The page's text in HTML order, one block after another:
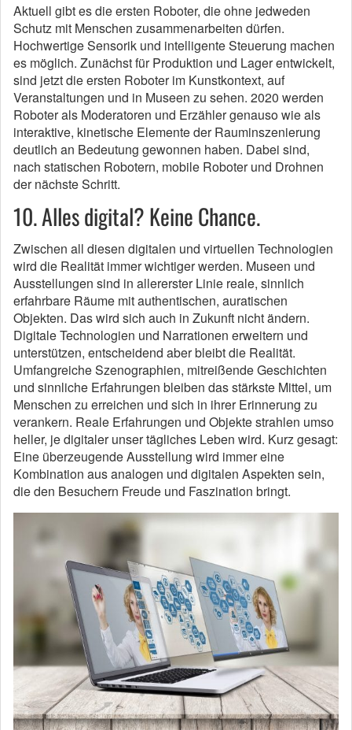
Aktuell gibt es die ersten Roboter, die ohne jedweden
Schutz mit Menschen zusammenarbeiten dürfen.
Hochwertige Sensorik und intelligente Steuerung machen
es möglich. Zunächst für Produktion und Lager entwickelt,
sind jetzt die ersten Roboter im Kunstkontext, auf
Veranstaltungen und in Museen zu sehen. 2020 werden
Roboter als Moderatoren und Erzähler genauso wie als
interaktive, kinetische Elemente der Rauminszenierung
deutlich an Bedeutung gewonnen haben. Dabei sind,
nach statischen Robotern, mobile Roboter und Drohnen
der nächste Schritt.
10. Alles digital? Keine Chance.
Zwischen all diesen digitalen und virtuellen Technologien
wird die Realität immer wichtiger werden. Museen und
Ausstellungen sind in allererster Linie reale, sinnlich
erfahrbare Räume mit authentischen, auratischen
Objekten. Das wird sich auch in Zukunft nicht ändern.
Digitale Technologien und Narrationen erweitern und
unterstützen, entscheidend aber bleibt die Realität.
Umfangreiche Szenographien, mitreißende Geschichten
und sinnliche Erfahrungen bleiben das stärkste Mittel, um
Menschen zu erreichen und sich in ihrer Erinnerung zu
verankern. Reale Erfahrungen und Objekte strahlen umso
heller, je digitaler unser tägliches Leben wird. Kurz gesagt:
Eine überzeugende Ausstellung wird immer eine
Kombination aus analogen und digitalen Aspekten sein,
die den Besuchern Freude und Faszination bringt.